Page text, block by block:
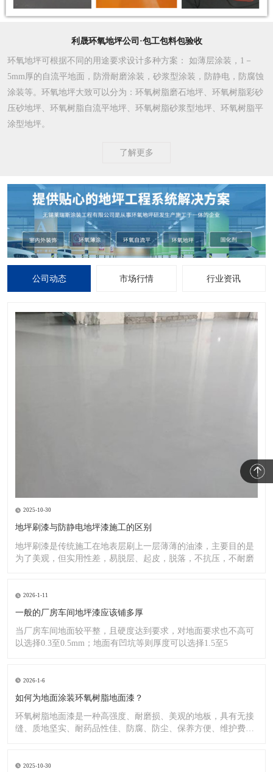
利晟环氧地坪公司·包工包料包验收
环氧地坪可根据不同的用途要求设计多种方案 ： 如薄层涂装，1－
5mm厚的自流平地面，防滑耐磨涂装，砂浆型涂装，防静电，防腐蚀
涂装等。环氧地坪大致可以分为：环氧树脂磨石地坪、环氧树脂彩砂
压砂地坪、环氧树脂自流平地坪、环氧树脂砂浆型地坪、环氧树脂平
涂型地坪。
了解更多
公司动态 市场行情 行业资讯
2025-10-30
地坪刷漆与防静电地坪漆施工的区别
地坪刷漆是传统施工在地表层刷上一层薄薄的油漆，主要目的是
为了美观，但实用性差，易脱层、起皮，脱落，不抗压，不耐磨
2026-1-11
一般的厂房车间地坪漆应该铺多厚
当厂房车间地面较平整，且硬度达到要求，对地面要求也不高可
以选择0.3至0.5mm；地面有凹坑等则厚度可以选择1.5至5
2026-1-6
如何为地面涂装环氧树脂地面漆？
环氧树脂地面漆是一种高强度、耐磨损、美观的地板，具有无接
缝、质地坚实、耐药品性佳、防腐、防尘、保养方便、维护费用
2025-10-30